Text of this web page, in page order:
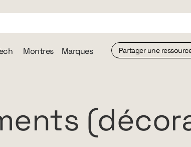
Montres Marques Partager une